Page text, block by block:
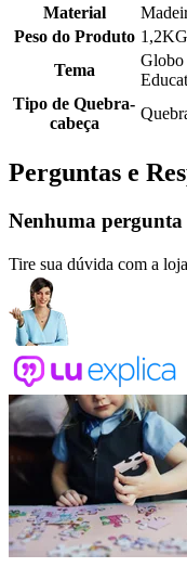
Material
Peso do Produto 1,2KG
Tema
Globo
Tipo de Quebra-
cabeça
Perguntas e
Nenhuma
Tire sua dúvida com a